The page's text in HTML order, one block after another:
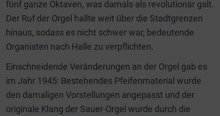
fünf ganze Oktaven, was damals als revolutionär galt.
Der Ruf der Orgel hallte weit über die Stadtgrenzen
hinaus, sodass es nicht schwer war, bedeutende
Organisten nach Halle zu verpflichten.
Einschneidende Veränderungen an der Orgel gab es
im Jahr 1945: Bestehendes Pfeifenmaterial wurde
den damaligen Vorstellungen angepasst und der
originale Klang der Sauer-Orgel wurde durch die